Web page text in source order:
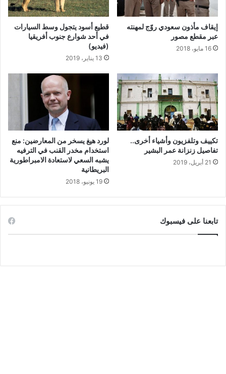
إيقاف مأذون سعودي روّج لمهنته
عبر مقطع مصور
16 مايو، 2018
قطيع أسود يتجول وسط السيارات
في أحد شوارع جنوب أفريقيا
(فيديو)
13 يناير، 2019
تكييف وتلفزيون وأشياء أخرى..
تفاصيل زنزانة عمر البشير
21 أبريل، 2019
لورد هيغ يسخر من المعارضين: منع
استخدام مخدر القنب في الترفيه
يشبه السعي لاستعادة الامبراطورية
البريطانية
19 يونيو، 2018
تابعنا على فيسبوك